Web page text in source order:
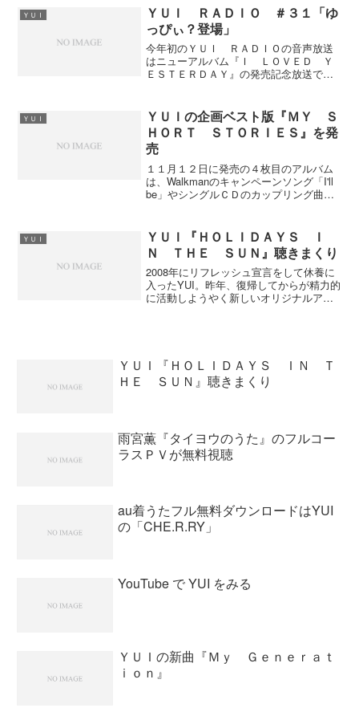
シゲゾウさんとのやりとりもボケ・ツッ
コミの漫才のようでいいで...
ＹＵＩ
ＹＵＩ ＲＡＤＩＯ ＃３１「ゆ
っぴぃ？登場」
今年初のＹＵＩ ＲＡＤＩＯの音声放送
はニューアルバム『Ｉ ＬＯＶＥＤ Ｙ
ＥＳＴＥＲＤＡＹ』の発売記念放送でし
コースティックギターで「Laugh away」
を歌ってくれま...
ＹＵＩ
ＹＵＩの企画ベスト版『ＭＹ Ｓ
ＨＯＲＴ ＳＴＯＲＩＥＳ』を発
売
１１月１２日に発売の４枚目のアルバム
は、Walkmanのキャンペーンソング「I'll
be」やシングルＣＤのカップリング曲な
曲 01.I'll be 02.HELP 「T...
ＹＵＩ
ＹＵＩ『ＨＯＬＩＤＡＹＳ Ｉ
Ｎ ＴＨＥ ＳＵＮ』聴きまくり
2008年にリフレッシュ宣言をして休養に
入ったYUI。昨年、復帰してからが精力的
に活動しようやく新しいオリジナルアル
ＹＵＩ『ＨＯＬＩＤＡＹＳ ＩＮ Ｔ
ＨＥ ＳＵＮ』聴きまくり
雨宮薫『タイヨウのうた』のフルコー
ラスＰＶが無料視聴
au着うたフル無料ダウンロードはYUI
の「CHE.R.RY」
YouTube で YUI をみる
ＹＵＩの新曲『Ｍｙ Ｇｅｎｅｒａｔ
ｉｏｎ』